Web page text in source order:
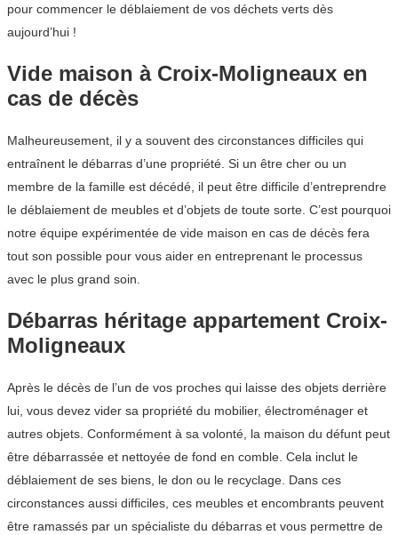
pour commencer le déblaiement de vos déchets verts dès
aujourd’hui !
Vide maison à Croix-Moligneaux en
cas de décès
Malheureusement, il y a souvent des circonstances difficiles qui
entraînent le débarras d’une propriété. Si un être cher ou un
membre de la famille est décédé, il peut être difficile d’entreprendre
le déblaiement de meubles et d’objets de toute sorte. C’est pourquoi
notre équipe expérimentée de vide maison en cas de décès fera
tout son possible pour vous aider en entreprenant le processus
avec le plus grand soin.
Débarras héritage appartement Croix-
Moligneaux
Après le décès de l’un de vos proches qui laisse des objets derrière
lui, vous devez vider sa propriété du mobilier, électroménager et
autres objets. Conformément à sa volonté, la maison du défunt peut
être débarrassée et nettoyée de fond en comble. Cela inclut le
déblaiement de ses biens, le don ou le recyclage. Dans ces
circonstances aussi difficiles, ces meubles et encombrants peuvent
être ramassés par un spécialiste du débarras et vous permettre de